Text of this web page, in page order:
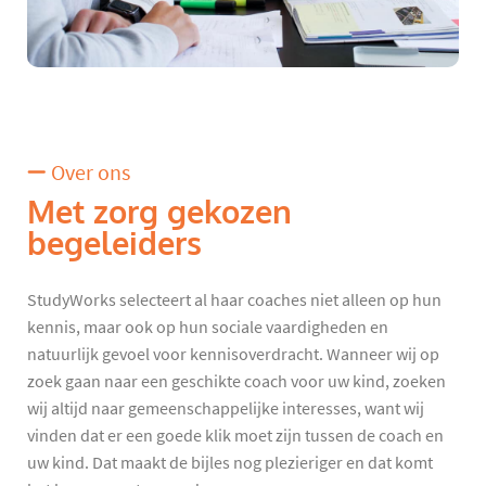
Over ons
Met zorg gekozen
begeleiders
StudyWorks selecteert al haar coaches niet alleen op hun
kennis, maar ook op hun sociale vaardigheden en
natuurlijk gevoel voor kennisoverdracht. Wanneer wij op
zoek gaan naar een geschikte coach voor uw kind, zoeken
wij altijd naar gemeenschappelijke interesses, want wij
vinden dat er een goede klik moet zijn tussen de coach en
uw kind. Dat maakt de bijles nog plezieriger en dat komt